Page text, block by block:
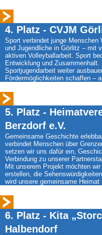
4. Platz - CVJM
Sport verbindet junge Menschen
und Jugendliche in Görlitz – mit
aktiven Volleyballarbeit. Sport
Entwicklung und
Sportjugendarbeit weiter
Fördermöglichkeiten schaffen –
5. Platz -
Berzdorf e.V.
Gemeinsame Geschichte
verbindet Menschen über
setzen wir uns dafür ein,
Verbindung zu unserer
Mit unserem Projekt möchten
erstellen, die
wird unsere gemeinsame Heimat
6. Platz - Kita
Halbendorf